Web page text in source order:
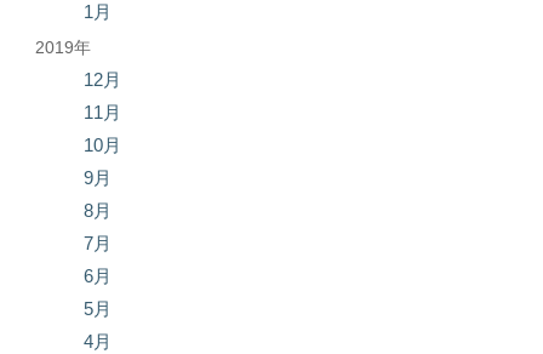
1月
2019年
12月
11月
10月
9月
8月
7月
6月
5月
4月